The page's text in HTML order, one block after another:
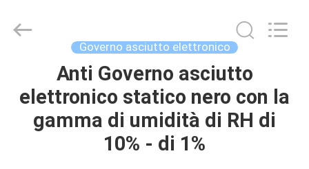
PRODOTTI
Technology
Governo asciutto elettronico
Anti Governo asciutto
elettronico statico nero con la
gamma di umidità di RH di
10% - di 1%